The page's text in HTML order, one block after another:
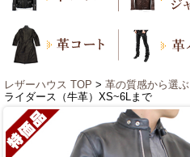
レザーハウス TOP > 革の質感から選ぶ
ライダース（牛革）XS~6Lまで